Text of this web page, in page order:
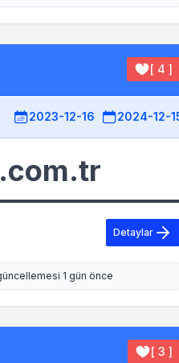
[ 4 ]
2023-12-16 2024-12-
.com.tr
Detaylar
1 gün önce
[ 3 ]